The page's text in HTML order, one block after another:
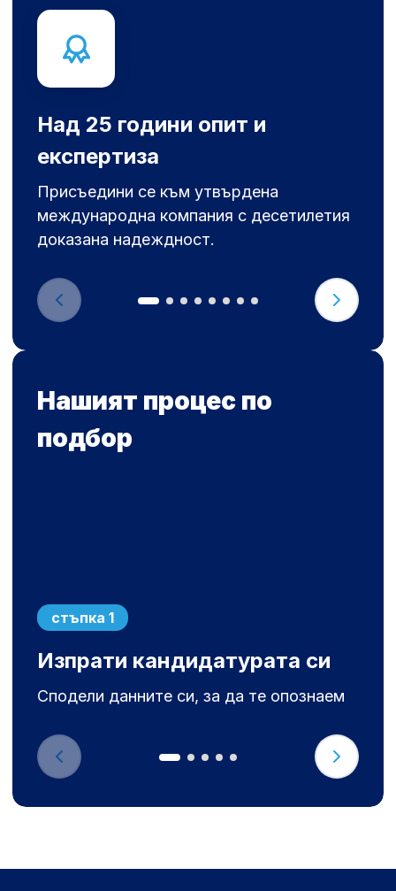
Над 25 години опит и
експертиза
Присъедини се към утвърдена
международна компания с десетилетия
доказана надеждност.
Нашият процес по
подбор
стъпка 1
Изпрати кандидатурата си
Сподели данните си, за да те опознаем